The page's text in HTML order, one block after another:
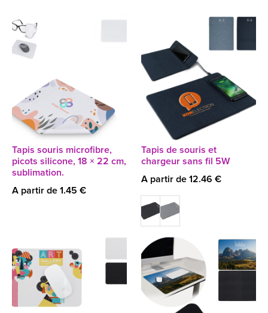
Tapis souris microfibre,
picots silicone, 18 × 22 cm,
sublimation.
A partir de 1.45 €
Tapis de souris et
chargeur sans fil 5W
A partir de 12.46 €